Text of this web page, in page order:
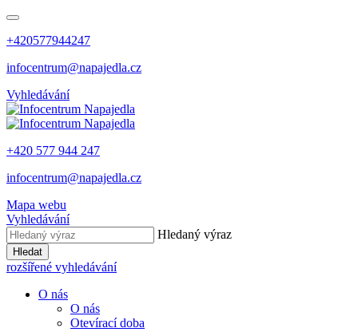
+420577944247
infocentrum@napajedla.cz
Vyhledávání
+420 577 944 247
infocentrum@napajedla.cz
Mapa webu
Vyhledávání
Hledaný výraz
Hledat
rozšířené vyhledávání
O nás
O nás
Otevírací doba